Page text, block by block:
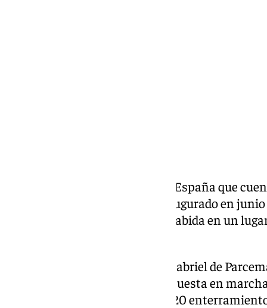
Málaga es la primera ciudad de España que
animales de compañía. Fue inaugurado en
animales de compañía tienen cabida en un
Se ubica en el cementerio San Gabriel de
diferentes animales. Desde su puesta en
servicios – 62 incineraciones y 20